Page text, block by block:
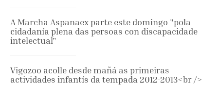
A Marcha Aspanaex parte este domingo "pola
cidadanía plena das persoas con discapacidade
intelectual"
Vigozoo acolle desde mañá as primeiras
actividades infantís da tempada 2012-2013<br />